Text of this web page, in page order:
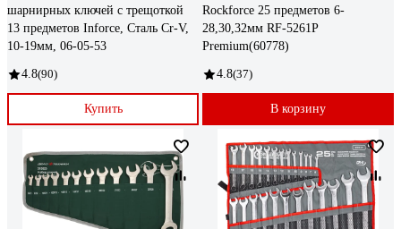
шарнирных ключей с трещоткой
13 предметов Inforce, Сталь Cr-V,
10-19мм, 06-05-53
4.8(90)
Купить
Rockforce 25 предметов 6-
28,30,32мм RF-5261P
Premium(60778)
4.8(37)
В корзину